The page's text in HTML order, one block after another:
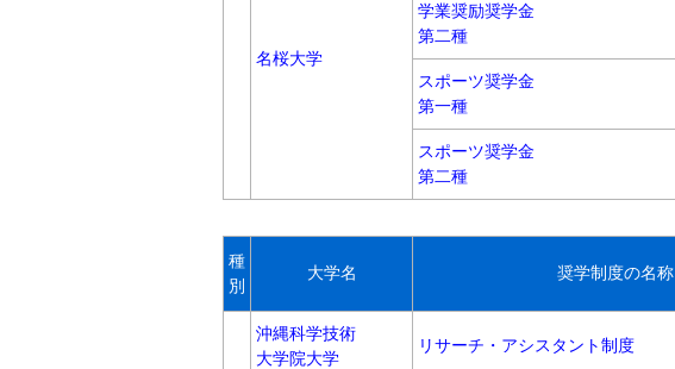
名桜大学
学業奨励奨学金
第二種
スポーツ奨学金
第一種
スポーツ奨学金
第二種
種
別
大学名 奨学制度の名称
沖縄科学技術
大学院大学
リサーチ・アシスタント制度